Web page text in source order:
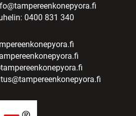
0400 831 340